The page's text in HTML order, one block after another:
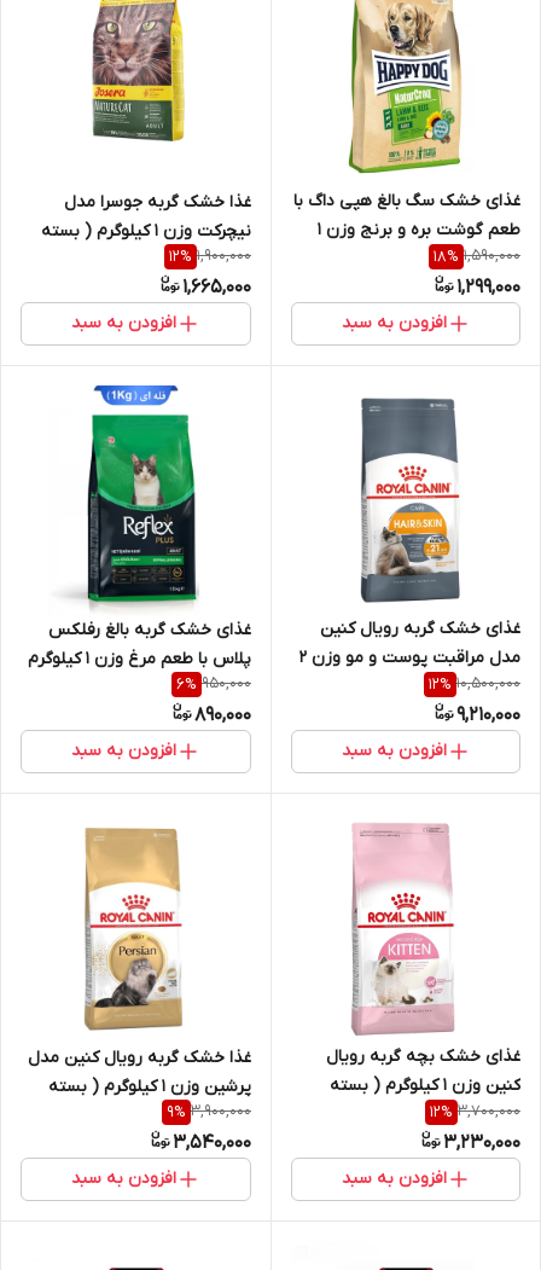
غذای خشک سگ بالغ هپی داگ با
طعم گوشت بره و برنج وزن 1
کیلوگرم ( بسته بندی در زیپ
کیپ پت شاپ لئو )
1,590,000
18%
1,299,000
افزودن به سبد
غذا خشک گربه جوسرا مدل
نیچرکت وزن 1 کیلوگرم ( بسته
بندی در زیپ کیپ پت شاپ لئو
)
1,900,000
12%
1,665,000
افزودن به سبد
غذای خشک گربه رویال کنین
مدل مراقبت پوست و مو وزن 2
کیلوگرم
10,500,000
12%
9,210,000
افزودن به سبد
غذای خشک گربه بالغ رفلکس
پلاس با طعم مرغ وزن 1 کیلوگرم
( بسته بندی در زیپ کیپ پت
شاپ لئو )
950,000
6%
890,000
افزودن به سبد
غذای خشک بچه گربه رویال
کنین وزن 1 کیلوگرم ( بسته
بندی در زیپ کیپ پت شاپ لئو
)
3,700,000
12%
3,230,000
افزودن به سبد
غذا خشک گربه رویال کنین مدل
پرشین وزن 1 کیلوگرم ( بسته
بندی در زیپ کیپ پت شاپ لئو
) به صورت فله
3,900,000
9%
3,540,000
افزودن به سبد